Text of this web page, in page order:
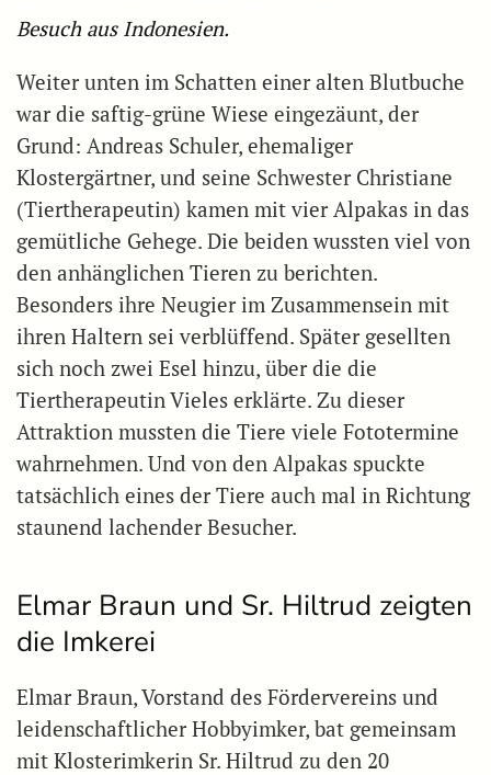
Besuch aus Indonesien.
Weiter unten im Schatten einer alten Blutbuche
war die saftig-grüne Wiese eingezäunt, der
Grund: Andreas Schuler, ehemaliger
Klostergärtner, und seine Schwester Christiane
(Tiertherapeutin) kamen mit vier Alpakas in das
gemütliche Gehege. Die beiden wussten viel von
den anhänglichen Tieren zu berichten.
Besonders ihre Neugier im Zusammensein mit
ihren Haltern sei verblüffend. Später gesellten
sich noch zwei Esel hinzu, über die die
Tiertherapeutin Vieles erklärte. Zu dieser
Attraktion mussten die Tiere viele Fototermine
wahrnehmen. Und von den Alpakas spuckte
tatsächlich eines der Tiere auch mal in Richtung
staunend lachender Besucher.
Elmar Braun und Sr. Hiltrud zeigten
die Imkerei
Elmar Braun, Vorstand des Fördervereins und
leidenschaftlicher Hobbyimker, bat gemeinsam
mit Klosterimkerin Sr. Hiltrud zu den 20